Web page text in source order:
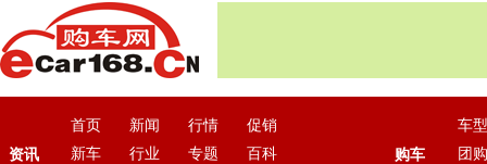
资讯
首页 新闻 行情
促销
新车
行业 专题 百科 购车
车型
团购